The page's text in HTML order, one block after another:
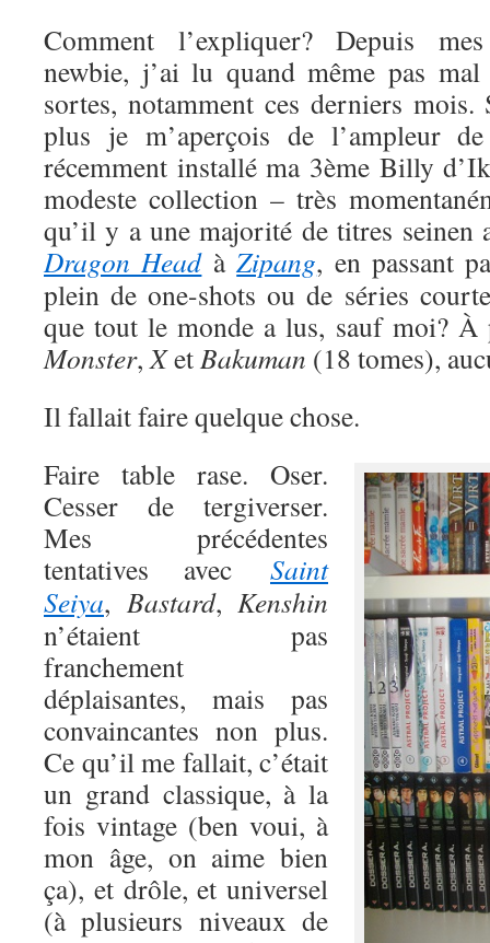
Comment l’expliquer? Depuis
newbie, j’ai lu quand même pas
sortes, notamment ces derniers
plus je m’aperçois de l’ampleur
récemment installé ma 3ème Billy
modeste collection – très
qu’il y a une majorité de titres seinen
Dragon HeadàZipang, en passant
plein de one-shots ou de séries
que tout le monde a lus, sauf moi?
Monster,XetBakuman (18 tomes),
Il fallait faire quelque chose.
Faire table rase. Oser.
Cesser de tergiverser.
Mes précédentes
tentatives avec Saint
Seiya, Bastard, Kenshin
n’étaient pas
franchement
déplaisantes, mais pas
convaincantes non plus.
Ce qu’il me fallait, c’était
un grand classique, à la
fois vintage (ben voui, à
mon âge, on aime bien
ça), et drôle, et universel
(à plusieurs niveaux de